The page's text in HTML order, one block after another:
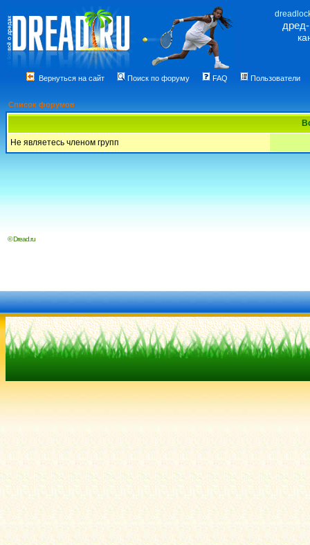
Вернуться на сайт Поиск по форуму FAQ Пользователи
Список форумов
Не являетесь членом групп
© Dread.ru